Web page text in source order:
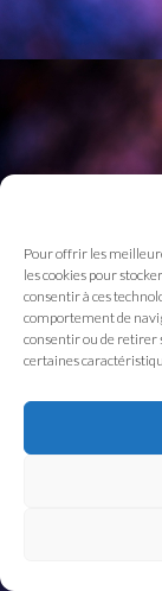
Pour offrir les
les cookies pour
consentir à ces
comportement de
consentir ou de retirer
certaines